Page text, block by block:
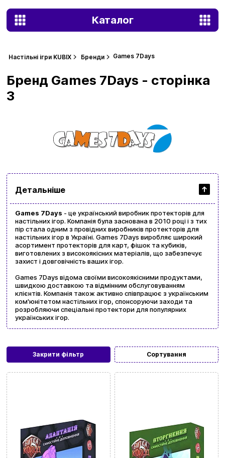
Каталог
Настільні ігри KUBIX Бренди Games 7Days
Закрити фільтр Сортування
Детальніше
Games 7Days - це український виробник протекторів для
настільних ігор. Компанія була заснована в 2010 році і з тих
пір стала одним з провідних виробників протекторів для
настільних ігор в Україні. Games 7Days виробляє широкий
асортимент протекторів для карт, фішок та кубиків,
виготовлених з високоякісних матеріалів, що забезпечує
захист і довговічність ваших ігор.
Games 7Days відома своїми високоякісними продуктами,
швидкою доставкою та відмінним обслуговуванням
клієнтів. Компанія також активно співпрацює з українським
ком'юнітетом настільних ігор, спонсоруючи заходи та
розробляючи спеціальні протектори для популярних
українських ігор.
Бренд Games 7Days - сторінка
3